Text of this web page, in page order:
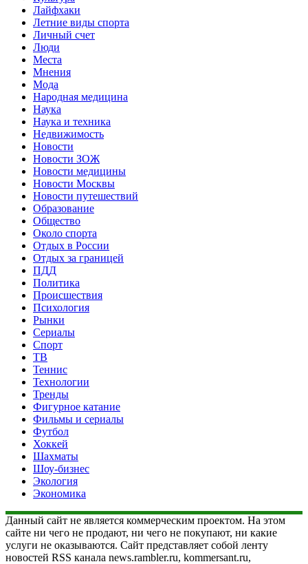
Лайфхаки
Летние виды спорта
Личный счет
Люди
Места
Мнения
Мода
Народная медицина
Наука
Наука и техника
Недвижимость
Новости
Новости ЗОЖ
Новости медицины
Новости Москвы
Новости путешествий
Образование
Общество
Около спорта
Отдых в России
Отдых за границей
ПДД
Политика
Происшествия
Психология
Рынки
Сериалы
Спорт
ТВ
Теннис
Технологии
Тренды
Фигурное катание
Фильмы и сериалы
Футбол
Хоккей
Шахматы
Шоу-бизнес
Экология
Экономика
Данный сайт не является коммерческим проектом. На этом
сайте ни чего не продают, ни чего не покупают, ни какие
услуги не оказываются. Сайт представляет собой ленту
новостей RSS канала news.rambler.ru, kommersant.ru,